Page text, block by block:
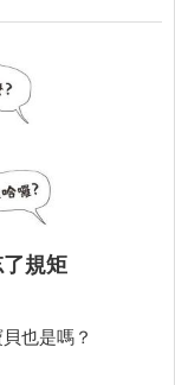
規矩
也是嗎？